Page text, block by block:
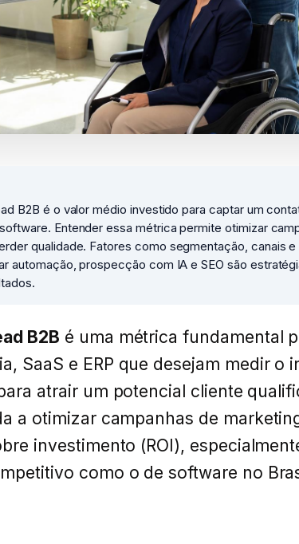
B2B é o valor médio investido para captar um
Entender essa métrica permite otimizar
qualidade. Fatores como segmentação, canais
automação, prospecção com IA e SEO são
B2B é uma métrica fundamental
SaaS e ERP que desejam medir o
atrair um potencial cliente
a otimizar campanhas de
investimento (ROI),
como o de software no